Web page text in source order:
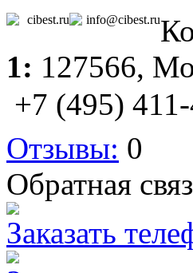
cibest.ru info@cibest.ru
1: 127566,
+7 (495)
Отзывы: 0
Обратная
Заказать